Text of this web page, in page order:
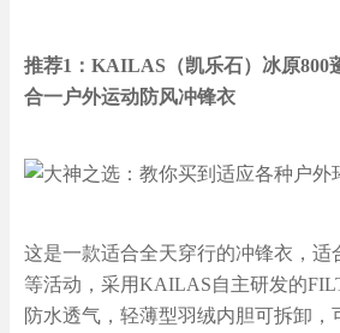
推荐1：KAILAS（凯乐石）冰原800
合一户外运动防风冲锋衣
这是一款适合全天穿行的冲锋衣，适
等活动，采用KAILAS自主研发的
防水透气，轻薄型羽绒内胆可拆卸，